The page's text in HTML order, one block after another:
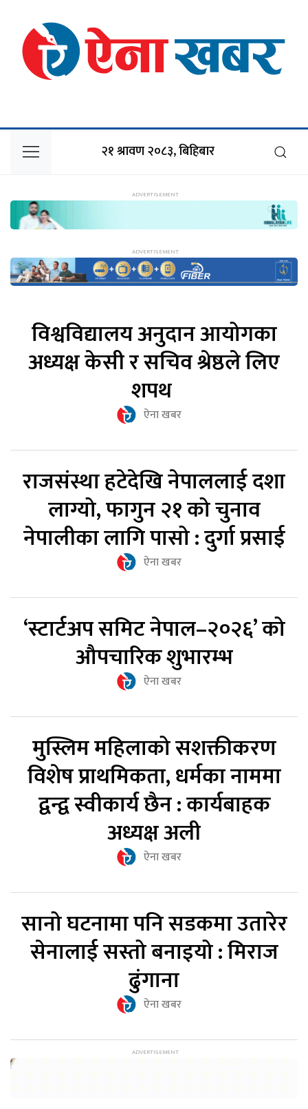
२१ श्रावण २०८३, बिहिबार
विश्वविद्यालय अनुदान आयोगका
अध्यक्ष केसी र सचिव श्रेष्ठले लिए
शपथ
ऐना खबर
राजसंस्था हटेदेखि नेपाललाई दशा
लाग्यो, फागुन २१ को चुनाव
नेपालीका लागि पासो : दुर्गा प्रसाई
ऐना खबर
‘स्टार्टअप समिट नेपाल–२०२६’ को
औपचारिक शुभारम्भ
ऐना खबर
मुस्लिम महिलाको सशक्तीकरण
विशेष प्राथमिकता, धर्मका नाममा
द्वन्द्व स्वीकार्य छैन : कार्यबाहक
अध्यक्ष अली
ऐना खबर
सानो घटनामा पनि सडकमा उतारेर
सेनालाई सस्तो बनाइयो : मिराज
ढुंगाना
ऐना खबर